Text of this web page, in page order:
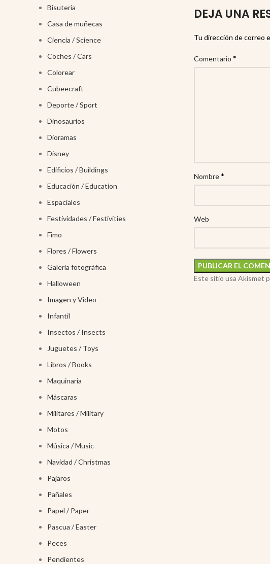
DEJA UNA
Tu dirección de correo
Comentario *
Nombre*
Web
Este sitio usa Akismet
Bisutería
Casa de muñecas
Ciencia / Science
Coches / Cars
Colorear
Cubeecraft
Deporte / Sport
Dinosaurios
Dioramas
Disney
Edificios / Buildings
Educación / Education
Espaciales
Festividades / Festivities
Fimo
Flores / Flowers
Galería fotográfica
Halloween
Imagen y Video
Infantil
Insectos / Insects
Juguetes / Toys
Libros / Books
Maquinaria
Máscaras
Militares / Military
Motos
Música / Music
Navidad / Christmas
Pajaros
Pañales
Papel / Paper
Pascua / Easter
Peces
Pendientes